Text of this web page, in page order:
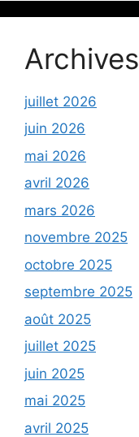
Archives
juillet 2026
juin 2026
mai 2026
avril 2026
mars 2026
novembre 2025
octobre 2025
septembre 2025
août 2025
juillet 2025
juin 2025
mai 2025
avril 2025